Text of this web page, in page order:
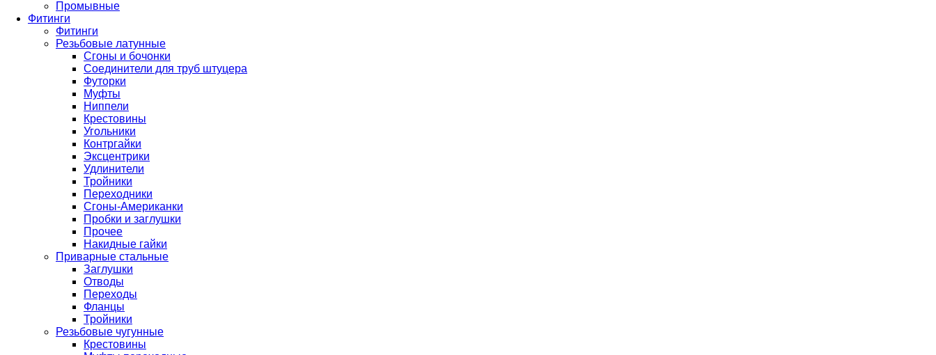
Промывные
Фитинги
Фитинги
Резьбовые латунные
Сгоны и бочонки
Соединители для труб штуцера
Футорки
Муфты
Ниппели
Крестовины
Угольники
Контргайки
Эксцентрики
Удлинители
Тройники
Переходники
Сгоны-Американки
Пробки и заглушки
Прочее
Накидные гайки
Приварные стальные
Заглушки
Отводы
Переходы
Фланцы
Тройники
Резьбовые чугунные
Крестовины